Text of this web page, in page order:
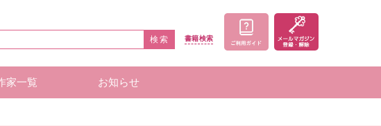
検索 書籍検索
家一覧 お知らせ